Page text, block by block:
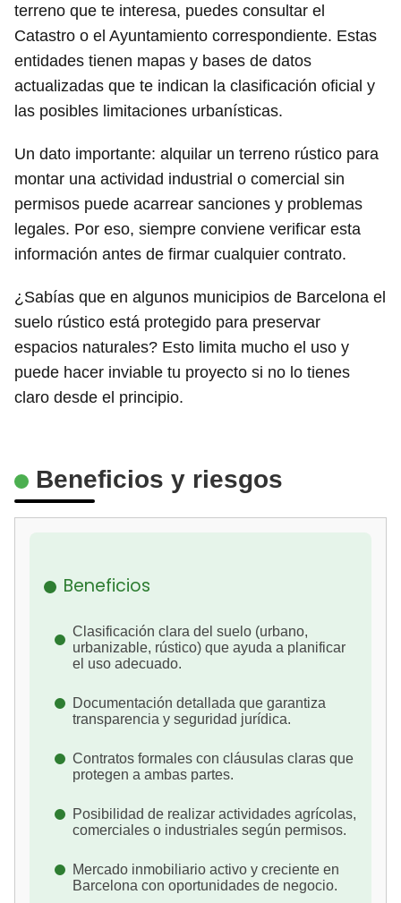
terreno que te interesa, puedes consultar el
Catastro o el Ayuntamiento correspondiente. Estas
entidades tienen mapas y bases de datos
actualizadas que te indican la clasificación oficial y
las posibles limitaciones urbanísticas.
Un dato importante: alquilar un terreno rústico para
montar una actividad industrial o comercial sin
permisos puede acarrear sanciones y problemas
legales. Por eso, siempre conviene verificar esta
información antes de firmar cualquier contrato.
¿Sabías que en algunos municipios de Barcelona el
suelo rústico está protegido para preservar
espacios naturales? Esto limita mucho el uso y
puede hacer inviable tu proyecto si no lo tienes
claro desde el principio.
Beneficios y riesgos
Beneficios
Clasificación clara del suelo (urbano,
urbanizable, rústico) que ayuda a planificar
el uso adecuado.
Documentación detallada que garantiza
transparencia y seguridad jurídica.
Contratos formales con cláusulas claras que
protegen a ambas partes.
Posibilidad de realizar actividades agrícolas,
comerciales o industriales según permisos.
Mercado inmobiliario activo y creciente en
Barcelona con oportunidades de negocio.